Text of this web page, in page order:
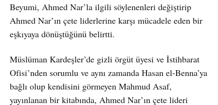
Beyumi, Ahmed Nar’la ilgili söylenenleri değiştirip
Ahmed Nar’ın çete liderlerine karşı mücadele eden bir
eşkıyaya dönüştüğünü belirtti.
Müslüman Kardeşler’de gizli örgüt üyesi ve İstihbarat
Ofisi’nden sorumlu ve aynı zamanda Hasan el-Benna’ya
bağlı olup kendisini görmeyen Mahmud Asaf,
yayınlanan bir kitabında, Ahmed Nar’ın çete lideri